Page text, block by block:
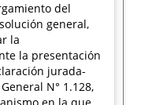
del
general,
la
la presentación
jurada-
N° 1.128,